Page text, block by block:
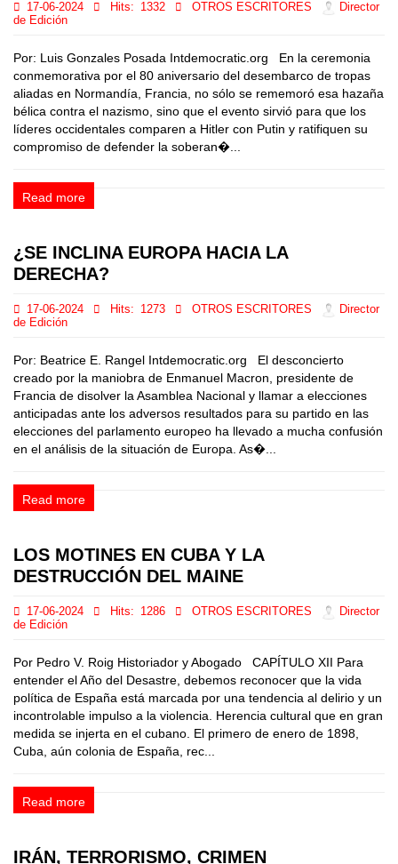
17-06-2024 Hits: 1332 OTROS ESCRITORES
Director
de Edición
Por: Luis Gonzales Posada Intdemocratic.org En la ceremonia
conmemorativa por el 80 aniversario del desembarco de tropas
aliadas en Normandía, Francia, no sólo se rememoró esa hazaña
bélica contra el nazismo, sino que el evento sirvió para que los
líderes occidentales comparen a Hitler con Putin y ratifiquen su
compromiso de defender la soberan�...
Read more
¿SE INCLINA EUROPA HACIA LA
DERECHA?
17-06-2024 Hits: 1273 OTROS ESCRITORES
Director
de Edición
Por: Beatrice E. Rangel Intdemocratic.org El desconcierto
creado por la maniobra de Enmanuel Macron, presidente de
Francia de disolver la Asamblea Nacional y llamar a elecciones
anticipadas ante los adversos resultados para su partido en las
elecciones del parlamento europeo ha llevado a mucha confusión
en el análisis de la situación de Europa. As�...
Read more
LOS MOTINES EN CUBA Y LA
DESTRUCCIÓN DEL MAINE
17-06-2024 Hits: 1286 OTROS ESCRITORES
Director
de Edición
Por Pedro V. Roig Historiador y Abogado CAPÍTULO XII Para
entender el Año del Desastre, debemos reconocer que la vida
política de España está marcada por una tendencia al delirio y un
incontrolable impulso a la violencia. Herencia cultural que en gran
medida se injerta en el cubano. El primero de enero de 1898,
Cuba, aún colonia de España, rec...
Read more
IRÁN, TERRORISMO, CRIMEN